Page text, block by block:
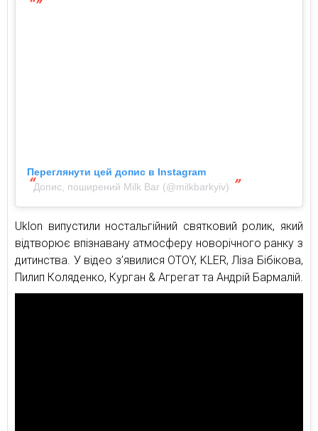
Переглянути цей допис в Instagram
Допис, поширений Milk Bar (@milkbarkyiv)
Uklon випустили ностальгійний святковий ролик, який
відтворює впізнавану атмосферу новорічного ранку з
дитинства. У відео з’явилися OTOY, KLER, Ліза Бібікова,
Пилип Коляденко, Курган & Агрегат та Андрій Бармалій.